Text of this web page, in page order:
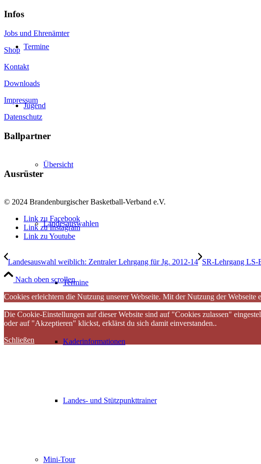
Termine
Jugend
Übersicht
Landesauswahlen
Termine
Kaderinformationen
Landes- und Stützpunkttrainer
Mini-Tour
Infos
Jobs und Ehrenämter
Shop
Kontakt
Downloads
Impressum
Datenschutz
Ballpartner
Ausrüster
© 2024 Brandenburgischer Basketball-Verband e.V.
Link zu Facebook
Link zu Instagram
Link zu Youtube
Landesauswahl weiblich: Zentraler Lehrgang für Jg. 2012-14 SR-Lehrgang LS-
Nach oben scrollen
Cookies erleichtern die Nutzung unserer Webseite. Mit der Nutzung der Webseite
Die Cookie-Einstellungen auf dieser Website sind auf "Cookies zulassen"
oder auf "Akzeptieren" klickst, erklärst du sich damit einverstanden..
Schließen